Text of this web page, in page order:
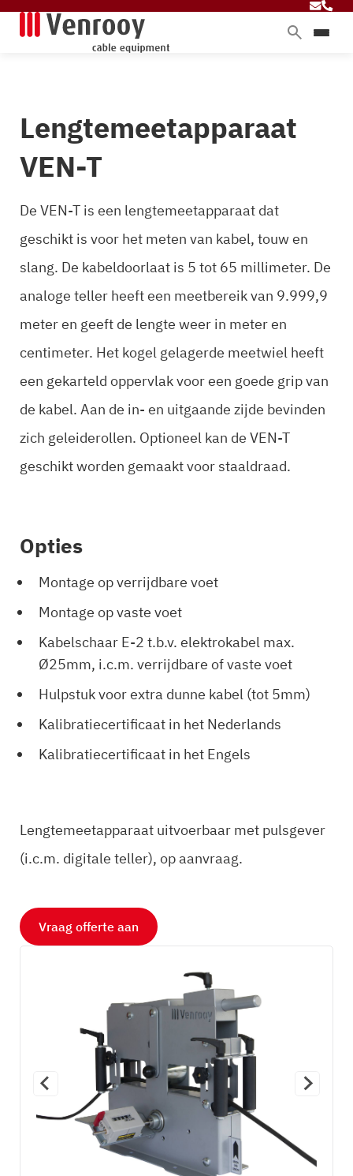
Diensten
Over ons
Blog
Lengtemeetapparaat
VEN-T
De VEN-T is een lengtemeetapparaat dat
geschikt is voor het meten van kabel, touw en
slang. De kabeldoorlaat is 5 tot 65 millimeter. De
analoge teller heeft een meetbereik van 9.999,9
meter en geeft de lengte weer in meter en
centimeter. Het kogel gelagerde meetwiel heeft
een gekarteld oppervlak voor een goede grip van
de kabel. Aan de in- en uitgaande zijde bevinden
zich geleiderollen. Optioneel kan de VEN-T
geschikt worden gemaakt voor staaldraad.
Opties
Montage op verrijdbare voet
Montage op vaste voet
Kabelschaar E-2 t.b.v. elektrokabel max.
Ø25mm, i.c.m. verrijdbare of vaste voet
Hulpstuk voor extra dunne kabel (tot 5mm)
Kalibratiecertificaat in het Nederlands
Kalibratiecertificaat in het Engels
Lengtemeetapparaat uitvoerbaar met pulsgever
(i.c.m. digitale teller), op aanvraag.
Vraag offerte aan